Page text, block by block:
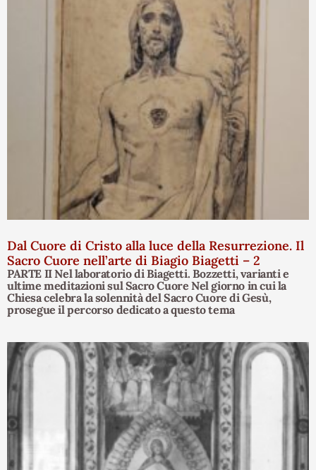
Dal Cuore di Cristo alla luce della Resurrezione. Il
Sacro Cuore nell’arte di Biagio Biagetti – 2
PARTE II Nel laboratorio di Biagetti. Bozzetti, varianti e
ultime meditazioni sul Sacro Cuore Nel giorno in cui la
Chiesa celebra la solennità del Sacro Cuore di Gesù,
prosegue il percorso dedicato a questo tema